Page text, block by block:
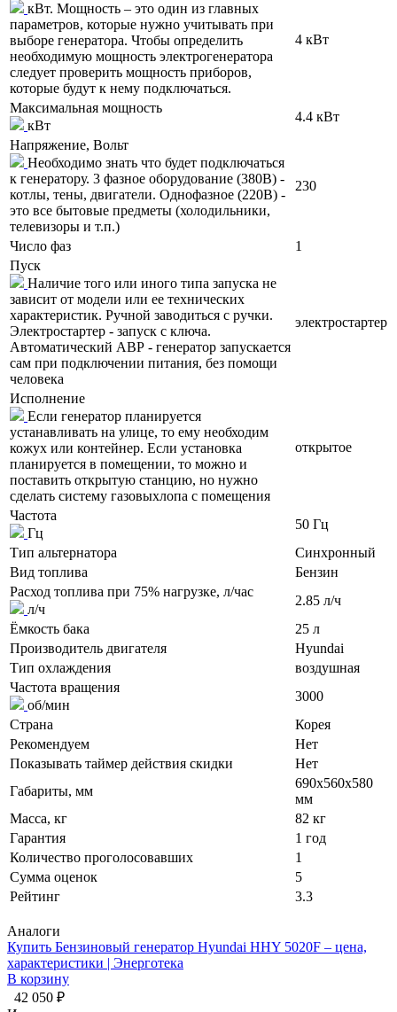
кВт. Мощность – это один из главных
параметров, которые нужно учитывать при
выборе генератора. Чтобы определить
необходимую мощность электрогенератора
следует проверить мощность приборов,
которые будут к нему подключаться.
4 кВт
Максимальная мощность
кВт
4.4 кВт
Напряжение, Вольт
Необходимо знать что будет подключаться
к генератору. 3 фазное оборудование (380В) -
котлы, тены, двигатели. Однофазное (220В) -
это все бытовые предметы (холодильники,
телевизоры и т.п.)
230
Число фаз
1
Пуск
Наличие того или иного типа запуска не
зависит от модели или ее технических
характеристик. Ручной заводиться с ручки.
Электростартер - запуск с ключа.
Автоматический АВР - генератор запускается
сам при подключении питания, без помощи
человека
электростартер
Исполнение
Если генератор планируется
устанавливать на улице, то ему необходим
кожух или контейнер. Если установка
планируется в помещении, то можно и
поставить открытую станцию, но нужно
сделать систему газовыхлопа с помещения
открытое
Частота
Гц
50 Гц
Тип альтернатора
Синхронный
Вид топлива
Бензин
Расход топлива при 75% нагрузке, л/час
л/ч
2.85 л/ч
Ёмкость бака
25 л
Производитель двигателя
Hyundai
Тип охлаждения
воздушная
Частота вращения
об/мин
3000
Страна
Корея
Рекомендуем
Нет
Показывать таймер действия скидки
Нет
Габариты, мм
690x560x580
мм
Масса, кг
82 кг
Гарантия
1 год
Количество проголосовавших
1
Сумма оценок
5
Рейтинг
3.3
Аналоги
Купить Бензиновый генератор Hyundai HHY 5020F – цена,
характеристики | Энерготека
В корзину
42 050 ₽